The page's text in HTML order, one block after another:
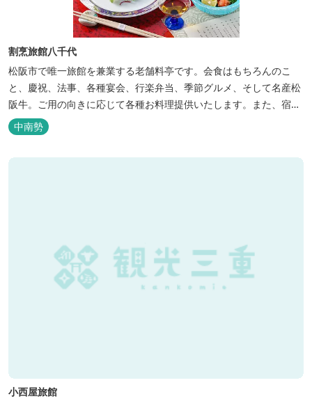
割烹旅館八千代
松阪市で唯一旅館を兼業する老舗料亭です。会食はもちろんのこ
と、慶祝、法事、各種宴会、行楽弁当、季節グルメ、そして名産松
阪牛。ご用の向きに応じて各種お料理提供いたします。また、宿泊
のご用もたまわります。 国登録有形文化財に選ばれた純木造建築で
昔風情をお楽しみください。
中南勢
小西屋旅館